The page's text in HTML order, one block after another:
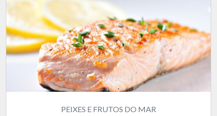
PEIXES E FRUTOS DO MAR